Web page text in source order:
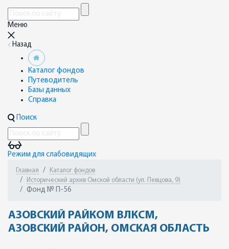
Меню
Назад
Каталог фондов
Путеводитель
Базы данных
Справка
Поиск
Режим для слабовидящих
Главная
Каталог фондов
Исторический архив Омской области (ул. Певцова, 9)
Фонд № П-56
АЗОВСКИЙ РАЙКОМ ВЛКСМ,
АЗОВСКИЙ РАЙОН, ОМСКАЯ ОБЛАСТЬ